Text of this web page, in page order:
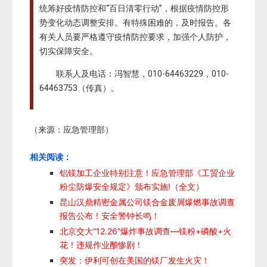
统筹好疫情防控和“百日清零行动”，根据疫情防控形
势变化动态调整安排。有特殊困难的，及时报告。各
有关人员要严格遵守疫情防控要求，加强个人防护，
切实保障安全。
联系人及电话：冯智慧，010-64463229，010-
64463753（传真）。
（来源：应急管理部）
相关阅读：
铝镁加工企业特别注意！应急管理部《工贸企业
粉尘防爆安全规定》颁布实施!（全文）
昆山汉鼎精密金属公司镁合金废屑爆燃事故调查
报告公布！安全警钟长鸣！
北京交大“12.26”爆炸事故调查—镁粉+磷酸+火
花！违规作业酿惨剧！
突发：伊利可创在美国的镁厂发生火灾！